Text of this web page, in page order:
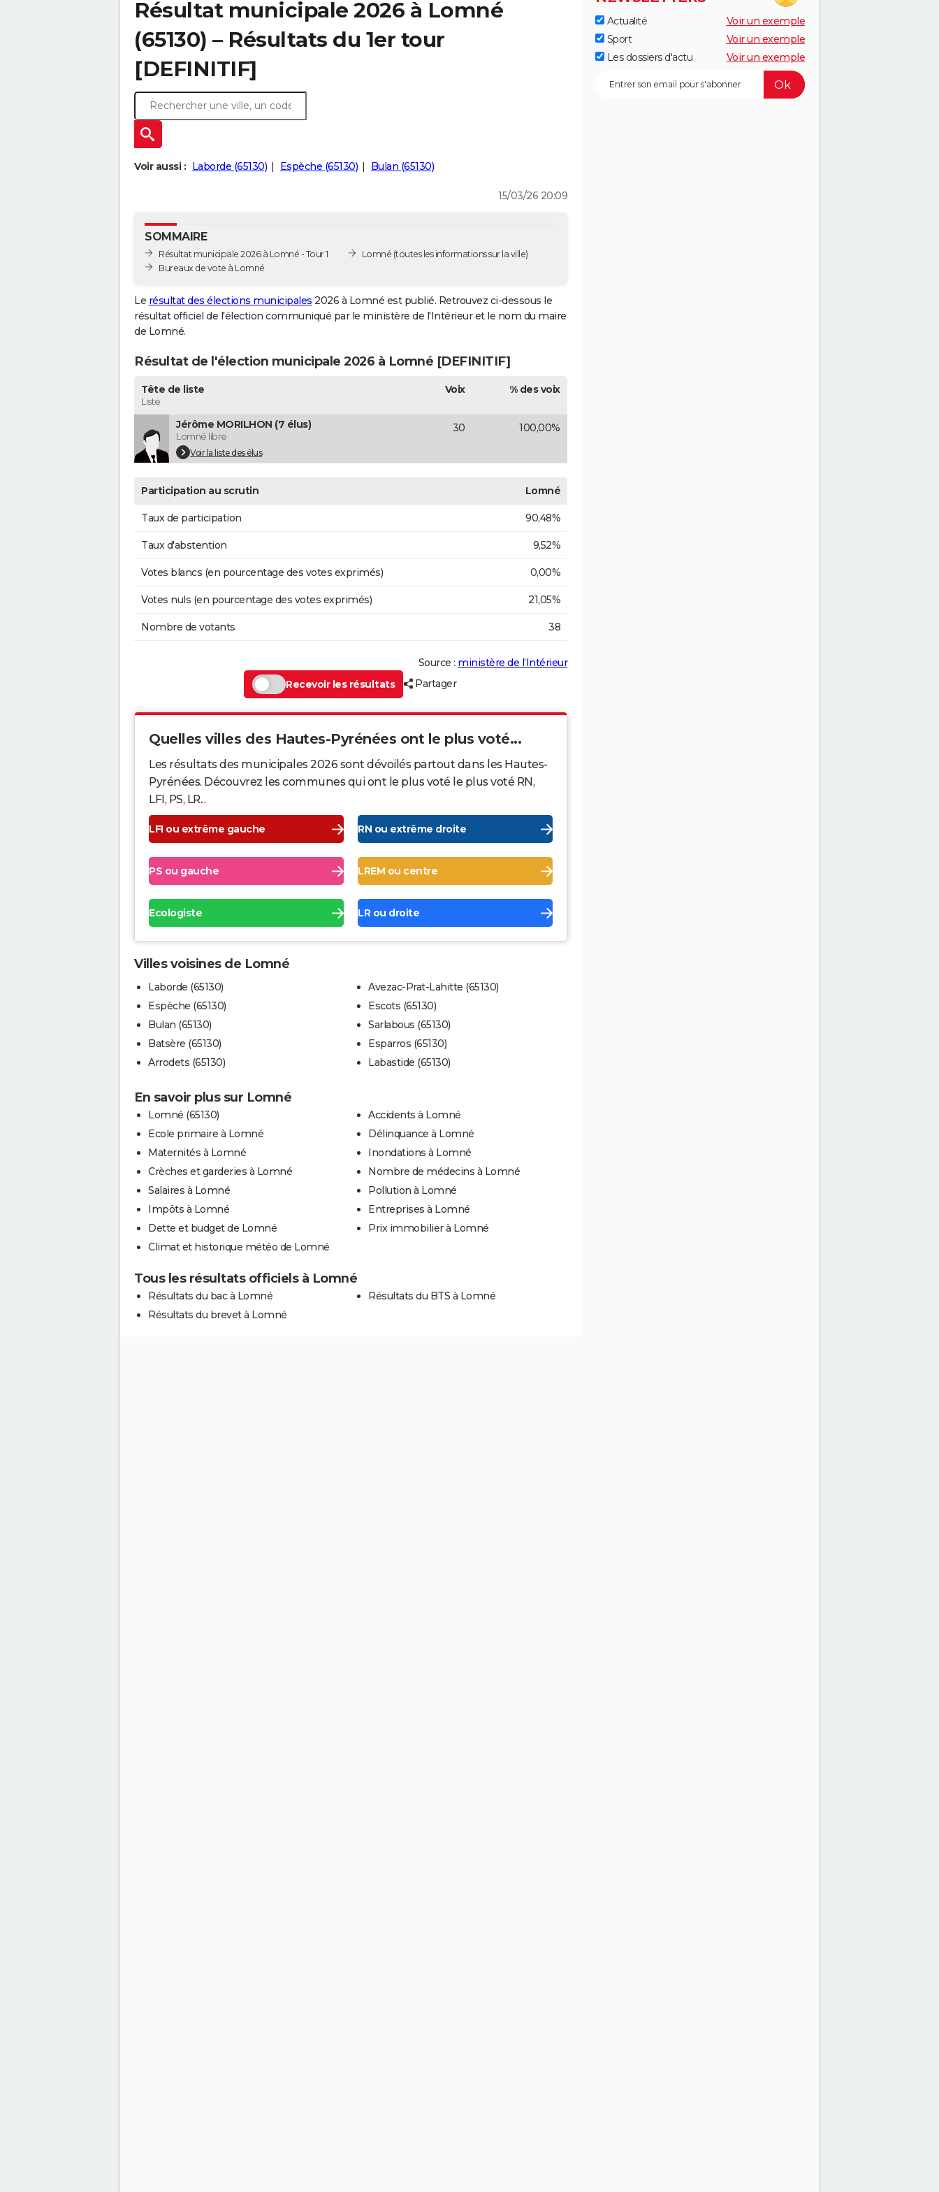
Résultat municipale 2026 à Lomné
(65130) – Résultats du 1er tour
[DEFINITIF]
Voir aussi : Laborde (65130) Espèche (65130) Bulan (65130)
15/03/26 20:09
SOMMAIRE
Résultat municipale 2026 à Lomné - Tour 1
Bureaux de vote à Lomné
Lomné (toutes les informations sur la ville)
Le résultat des élections municipales 2026 à Lomné est publié. Retrouvez ci-dessous le
résultat officiel de l'élection communiqué par le ministère de l'Intérieur et le nom du maire
de Lomné.
Résultat de l'élection municipale 2026 à Lomné [DEFINITIF]
Tête de liste
Liste
Voix % des voix
Jérôme MORILHON (7 élus)
Lomné libre
Voir la liste des élus
30 100,00%
Participation au scrutin Lomné
Taux de participation 90,48%
Taux d'abstention 9,52%
Votes blancs (en pourcentage des votes exprimés) 0,00%
Votes nuls (en pourcentage des votes exprimés) 21,05%
Nombre de votants 38
Source : ministère de l’Intérieur
Recevoir les résultats
Partager
Quelles villes des Hautes-Pyrénées ont le plus voté...
Les résultats des municipales 2026 sont dévoilés partout dans les Hautes-
Pyrénées. Découvrez les communes qui ont le plus voté le plus voté RN,
LFI, PS, LR...
LFI ou extrême gauche RN ou extrême droite
PS ou gauche LREM ou centre
Ecologiste LR ou droite
Villes voisines de Lomné
Laborde (65130)
Espèche (65130)
Bulan (65130)
Batsère (65130)
Arrodets (65130)
Avezac-Prat-Lahitte (65130)
Escots (65130)
Sarlabous (65130)
Esparros (65130)
Labastide (65130)
En savoir plus sur Lomné
Lomné (65130)
Ecole primaire à Lomné
Maternités à Lomné
Crèches et garderies à Lomné
Salaires à Lomné
Impôts à Lomné
Dette et budget de Lomné
Climat et historique météo de Lomné
Accidents à Lomné
Délinquance à Lomné
Inondations à Lomné
Nombre de médecins à Lomné
Pollution à Lomné
Entreprises à Lomné
Prix immobilier à Lomné
Tous les résultats officiels à Lomné
Résultats du bac à Lomné
Résultats du brevet à Lomné
Résultats du BTS à Lomné
Actualité
Voir un exemple
Sport
Voir un exemple
Les dossiers d'actu
Voir un exemple